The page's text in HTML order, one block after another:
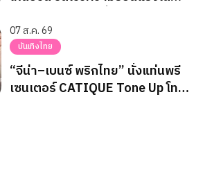
‘Lollapalooza Chicago’ ครั้งแรก
07 ส.ค. 69
บันเทิงไทย
“จีน่า–เบนซ์ พริกไทย” นั่งแท่นพรี
เซนเตอร์ CATIQUE Tone Up โท